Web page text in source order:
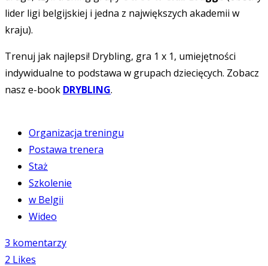
lider ligi belgijskiej i jedna z największych akademii w
kraju).
Trenuj jak najlepsi! Drybling, gra 1 x 1, umiejętności
indywidualne to podstawa w grupach dziecięcych. Zobacz
nasz e-book DRYBLING.
Organizacja treningu
Postawa trenera
Staż
Szkolenie
w Belgii
Wideo
3 komentarzy
2 Likes